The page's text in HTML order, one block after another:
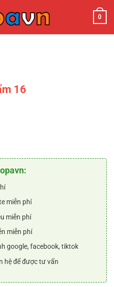
0
16
₫.
miễn phí
miễn phí
miễn phí
google, facebook, tiktok
hệ để được tư vấn